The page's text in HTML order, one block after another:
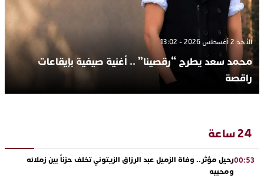
الأحد 2 أغسطس 2026 - 13:02
محمد سعد يطرح “رقصينا” .. أغنية صيفية بإيقاعات
راقصة
24 ساعة
00:53رحيل مؤثر.. وفاة الزميل عبد الرزاق الزيتوني تخلف حزناً بين زملائه
ومحبيه